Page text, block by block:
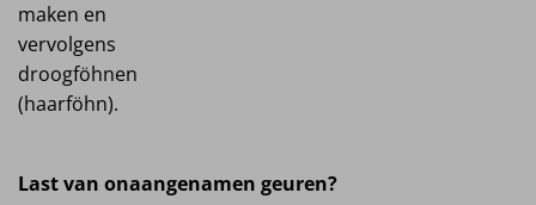
maken en
vervolgens
droogföhnen
(haarföhn).
Last van onaangenamen geuren?